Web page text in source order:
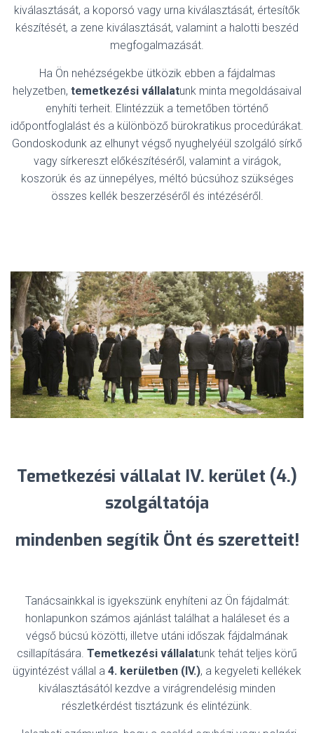
kiválasztását, a koporsó vagy urna kiválasztását, értesítők
készítését, a zene kiválasztását, valamint a halotti beszéd
megfogalmazását.
Ha Ön nehézségekbe ütközik ebben a fájdalmas
helyzetben, temetkezési vállalatunk minta megoldásaival
enyhíti terheit. Elintézzük a temetőben történő
időpontfoglalást és a különböző bürokratikus procedúrákat.
Gondoskodunk az elhunyt végső nyughelyéül szolgáló sírkő
vagy sírkereszt előkészítéséről, valamint a virágok,
koszorúk és az ünnepélyes, méltó búcsúhoz szükséges
összes kellék beszerzéséről és intézéséről.
Temetkezési vállalat IV. kerület (4.)
szolgáltatója
mindenben segítik Önt és szeretteit!
Tanácsainkkal is igyekszünk enyhíteni az Ön fájdalmát:
honlapunkon számos ajánlást találhat a haláleset és a
végső búcsú közötti, illetve utáni időszak fájdalmának
csillapítására. Temetkezési vállalatunk tehát teljes körű
ügyintézést vállal a 4. kerületben (IV.), a kegyeleti kellékek
kiválasztásától kezdve a virágrendelésig minden
részletkérdést tisztázunk és elintézünk.